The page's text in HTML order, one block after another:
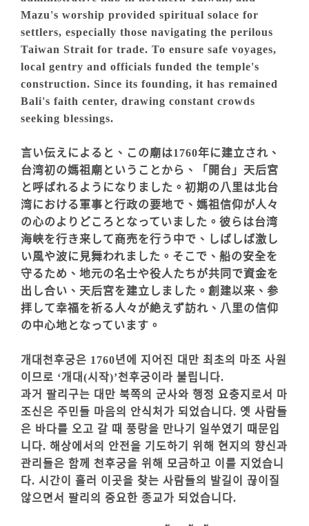
Mazu's worship provided spiritual solace for
settlers, especially those navigating the perilous
Taiwan Strait for trade. To ensure safe voyages,
local gentry and officials funded the temple's
construction. Since its founding, it has remained
Bali's faith center, drawing constant crowds
seeking blessings.
言い伝えによると、この廟は1760年に建立され、
台湾初の媽祖廟ということから、「開台」天后宮
と呼ばれるようになりました。初期の八里は北台
湾における軍事と行政の要地で、媽祖信仰が人々
の心のよりどころとなっていました。彼らは台湾
海峡を行き来して商売を行う中で、しばしば激し
い風や波に見舞われました。そこで、船の安全を
守るため、地元の名士や役人たちが共同で資金を
出し合い、天后宮を建立しました。創建以来、参
拝して幸福を祈る人々が絶えず訪れ、八里の信仰
の中心地となっています。
개대천후궁은 1760년에 지어진 대만 최초의 마조 사원
이므로 ‘개대(시작)’천후궁이라 불립니다.
과거 팔리구는 대만 북쪽의 군사와 행정 요충지로서 마
조신은 주민들 마음의 안식처가 되었습니다. 옛 사람들
은 바다를 오고 갈 때 풍랑을 만나기 일쑤였기 때문입
니다. 해상에서의 안전을 기도하기 위해 현지의 향신과
관리들은 함께 천후궁을 위해 모금하고 이를 지었습니
다. 시간이 흘러 이곳을 찾는 사람들의 발길이 끊이질
않으면서 팔리의 중요한 종교가 되었습니다.